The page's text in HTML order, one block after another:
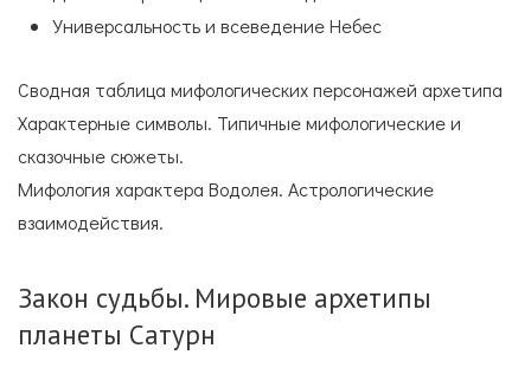
Универсальность и всеведение Небес
Сводная таблица мифологических персонажей архетипа
Характерные символы. Типичные мифологические и
сказочные сюжеты.
Мифология характера Водолея. Астрологические
взаимодействия.
Закон судьбы. Мировые архетипы
планеты Сатурн